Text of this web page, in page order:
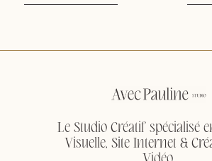
Le Studio Créatif spécialisé
Visuelle, Site Internet &